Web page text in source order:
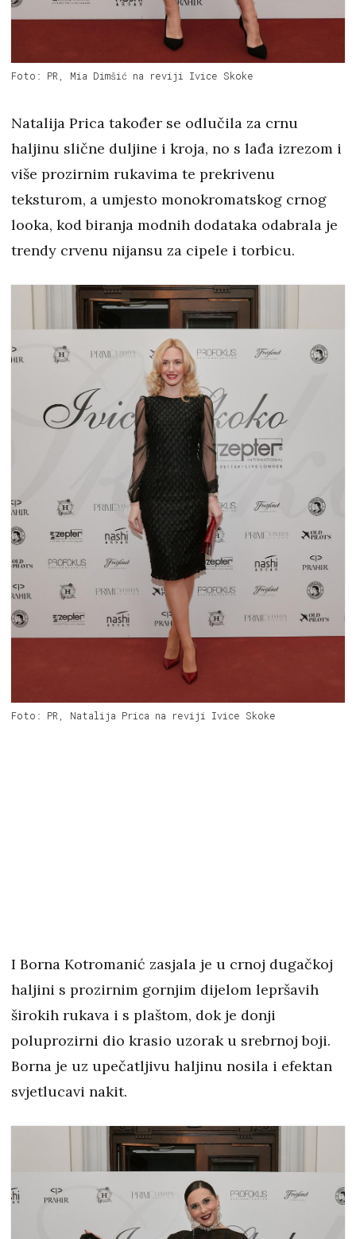
Foto: PR, Mia Dimšić na reviji Ivice Skoke
Natalija Prica također se odlučila za crnu
haljinu slične duljine i kroja, no s lađa izrezom i
više prozirnim rukavima te prekrivenu
teksturom, a umjesto monokromatskog crnog
looka, kod biranja modnih dodataka odabrala je
trendy crvenu nijansu za cipele i torbicu.
Foto: PR, Natalija Prica na reviji Ivice Skoke
I Borna Kotromanić zasjala je u crnoj dugačkoj
haljini s prozirnim gornjim dijelom lepršavih
širokih rukava i s plaštom, dok je donji
poluprozirni dio krasio uzorak u srebrnoj boji.
Borna je uz upečatljivu haljinu nosila i efektan
svjetlucavi nakit.